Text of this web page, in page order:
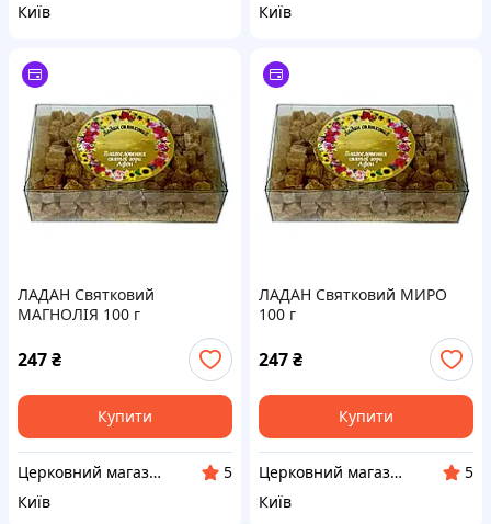
Київ
Київ
ЛАДАН Святковий
МАГНОЛІЯ 100 г
247₴
Купити
Церковний магазин "АФОН"
5
Київ
ЛАДАН Святковий МИРО
100 г
247₴
Купити
Церковний магазин "АФОН"
5
Київ